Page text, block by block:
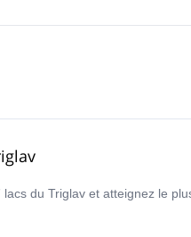
du Triglav et atteignez le